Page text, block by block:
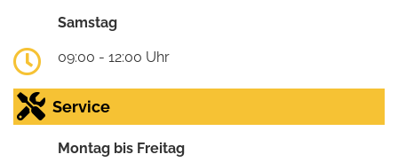
Samstag
09:00 - 12:00 Uhr
Service
Montag bis Freitag